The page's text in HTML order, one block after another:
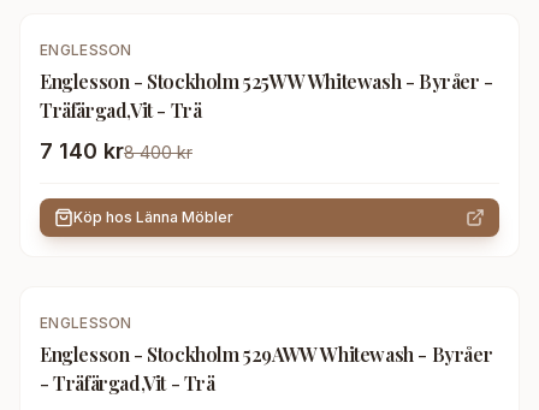
- 15%
ENGLESSON
Englesson - Stockholm 525WW Whitewash - Byråer -
Träfärgad,Vit - Trä
7 140 kr8 400 kr
Köp hos Länna Möbler
- 15%
ENGLESSON
Englesson - Stockholm 529AWW Whitewash - Byråer
- Träfärgad,Vit - Trä